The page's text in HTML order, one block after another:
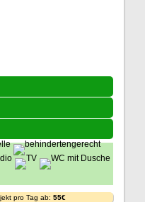
pro Tag ab: 55€